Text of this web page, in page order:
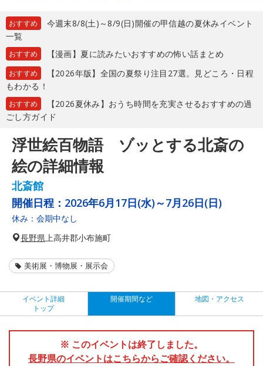
おすすめ
今週末8/8(土)～8/9(日)開催の甲信越の夏休みイベント
一覧
おすすめ 【漫画】夏に読みたいおすすめの怖い話まとめ
おすすめ
【2026年版】全国の夏祭り注目27選。見どころ・日程
もわかる！
おすすめ
【2026夏休み】おうち時間を充実させるおすすめの過
ごし方ガイド
浮世絵百物語 ゾッとする北斎の
絵の詳細情報
北斎館
開催日程： 2026年6月17日(水)～7月26日(日)
休み：会期中なし
長野県 上高井郡小布施町
美術展・博物展・展示会
イベント詳細
トップ
開催期間など 地図・アクセス
※ このイベントは終了しました。
長野県のイベントはこちらからご確認ください。